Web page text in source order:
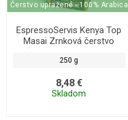
Čerstvo upražené - 100% Arabica
EspressoServis Kenya Top
Masai Zrnková čerstvo
pražená káva, 100% arabica,
250 g
250 g
8,48 €
Skladom